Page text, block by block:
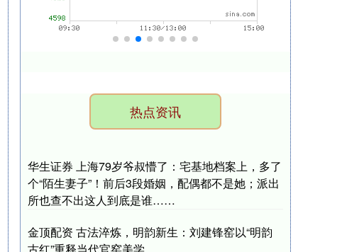
热点资讯
华生证券 上海79岁爷叔懵了：宅基地档案上，多了
个“陌生妻子”！前后3段婚姻，配偶都不是她；派出
所也查不出这人到底是谁……
金顶配资 古法淬炼，明韵新生：刘建锋窑以“明韵